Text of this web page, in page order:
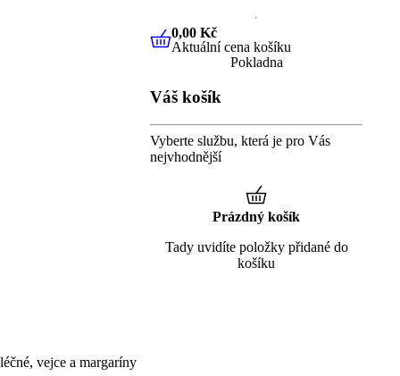
vejce a margaríny
0,00 KčAktuální cena košíku
0,00 Kč
Aktuální cena košíku
Pokladna
Váš košík
Vyberte službu, která je pro Vás
nejvhodnější
Prázdný košík
Tady uvidíte položky přidané do
košíku